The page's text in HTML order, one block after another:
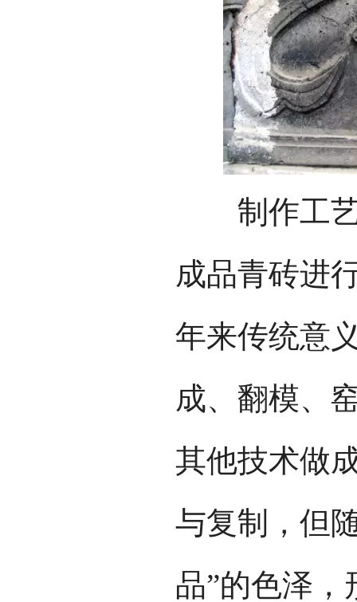
制作工艺
成品青砖进
年来传统意
成、翻模、
其他技术做
与复制，但
品”的色泽